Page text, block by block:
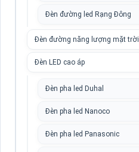
Đèn đường led Rạng Đông
Đèn đường năng lượng mặt trời
Đèn LED cao áp
Đèn pha led Duhal
Đèn pha led Nanoco
Đèn pha led Panasonic